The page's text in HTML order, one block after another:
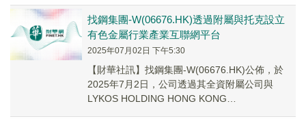
找鋼集團-W(06676.HK)透過附屬與托克設立
有色金屬行業產業互聯網平台
2025年07月02日 下午5:30
【財華社訊】找鋼集團-W(06676.HK)公佈，於
2025年7月2日，公司透過其全資附屬公司與
LYKOS HOLDING HONG KONG